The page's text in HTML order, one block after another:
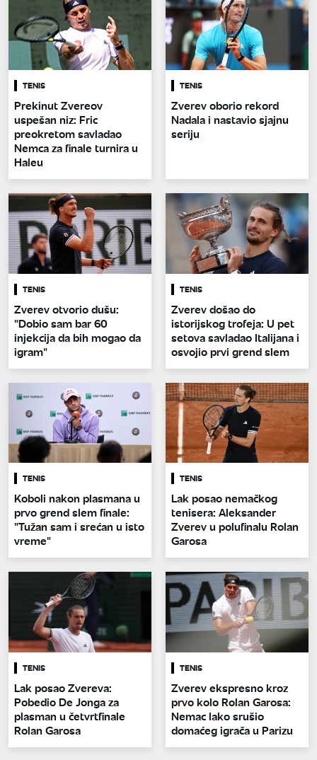
TENIS
Prekinut Zvereov
uspešan niz: Fric
preokretom savladao
Nemca za finale turnira u
Haleu
TENIS
Zverev oborio rekord
Nadala i nastavio sjajnu
seriju
TENIS
Zverev otvorio dušu:
"Dobio sam bar 60
injekcija da bih mogao da
igram"
TENIS
Zverev došao do
istorijskog trofeja: U pet
setova savladao Italijana i
osvojio prvi grend slem
TENIS
Koboli nakon plasmana u
prvo grend slem finale:
"Tužan sam i srećan u isto
vreme"
TENIS
Lak posao nemačkog
tenisera: Aleksander
Zverev u polufinalu Rolan
Garosa
TENIS
Lak posao Zvereva:
Pobedio De Jonga za
plasman u četvrtfinale
Rolan Garosa
TENIS
Zverev ekspresno kroz
prvo kolo Rolan Garosa:
Nemac lako srušio
domaćeg igrača u Parizu